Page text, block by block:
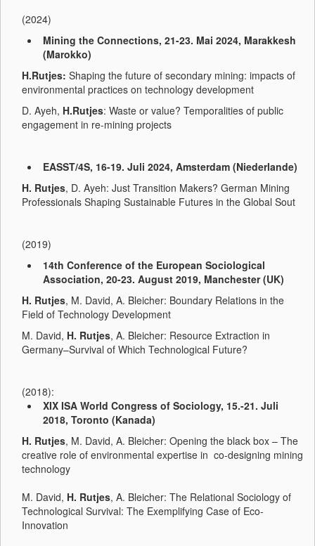
(2024)
Mining the Connections, 21-23. Mai 2024, Marakkesh
(Marokko)
H.Rutjes: Shaping the future of secondary mining: impacts of
environmental practices on technology development
D. Ayeh, H.Rutjes: Waste or value? Temporalities of public
engagement in re-mining projects
EASST/4S, 16-19. Juli 2024, Amsterdam (Niederlande)
H. Rutjes, D. Ayeh: Just Transition Makers? German Mining
Professionals Shaping Sustainable Futures in the Global Sout
(2019)
14th Conference of the European Sociological
Association, 20-23. August 2019, Manchester (UK)
H. Rutjes, M. David, A. Bleicher: Boundary Relations in the
Field of Technology Development
M. David, H. Rutjes, A. Bleicher: Resource Extraction in
Germany–Survival of Which Technological Future?
(2018):
XIX ISA World Congress of Sociology, 15.-21. Juli
2018, Toronto (Kanada)
H. Rutjes, M. David, A. Bleicher: Opening the black box – The
creative role of environmental expertise in co-designing mining
technology
M. David, H. Rutjes, A. Bleicher: The Relational Sociology of
Technological Survival: The Exemplifying Case of Eco-
Innovation